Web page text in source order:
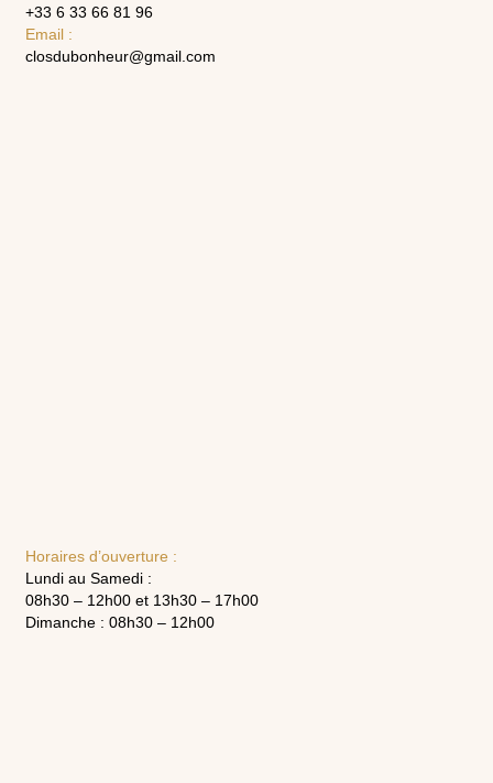
Horaires d’ouverture :
Lundi au Samedi :
08h30 – 12h00 et 13h30 – 17h00
Dimanche : 08h30 – 12h00
+33 6 33 66 81 96
Email :
closdubonheur@gmail.com